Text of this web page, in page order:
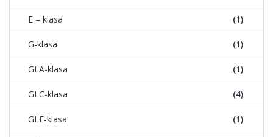
E – klasa (1)
G-klasa (1)
GLA-klasa (1)
GLC-klasa (4)
GLE-klasa (1)